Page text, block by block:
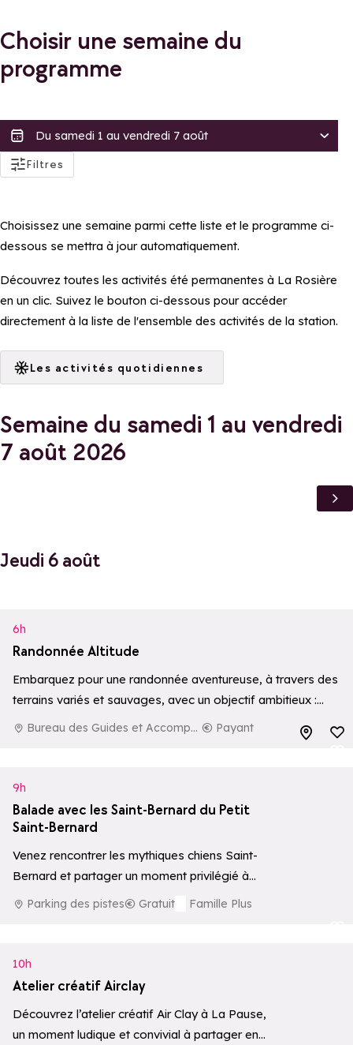
Choisir une semaine du
programme
Filtres
actifs
Accessible en poussette
Distinctions
Famille Plus
Appliquer ces filtres
Choisissez une semaine parmi cette liste et le programme ci-
dessous se mettra à jour automatiquement.
Découvrez toutes les activités été permanentes à La Rosière
en un clic. Suivez le bouton ci-dessous pour accéder
directement à la liste de l'ensemble des activités de la station.
Les activités quotidiennes
Semaine du samedi 1 au vendredi
7 août 2026
Jeudi 6 août
6h
Randonnée Altitude
Embarquez pour une randonnée aventureuse, à travers des
terrains variés et sauvages, avec un objectif ambitieux :
atteindre un sommet à plus de 3000 mètres d’altitude. Une
Bureau des Guides et Accompagnateurs de La Rosière Payant
Ajouter
9h
Balade avec les Saint-Bernard du Petit
Saint-Bernard
Venez rencontrer les mythiques chiens Saint-
Bernard et partager un moment privilégié à
leurs côtés, avec possibilité de balade
Parking des pistes Gratuit
Famille Plus
10h
Atelier créatif Airclay
Découvrez l’atelier créatif Air Clay à La Pause,
un moment ludique et convivial à partager en